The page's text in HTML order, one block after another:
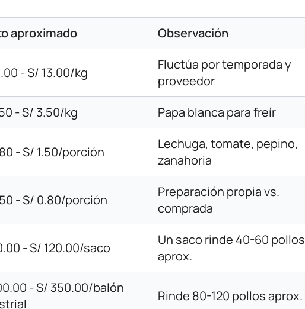
aproximado Observación
- S/ 13.00/kg
Fluctúa por temporada y
proveedor
- S/ 3.50/kg Papa blanca para freír
- S/ 1.50/porción
Lechuga, tomate, pepino,
zanahoria
- S/ 0.80/porción
Preparación propia vs.
comprada
- S/ 120.00/saco
Un saco rinde 40-60 pollos
aprox.
- S/ 350.00/balón
Rinde 80-120 pollos aprox.